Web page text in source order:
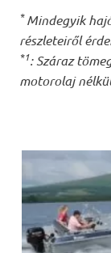
*Mindegyik
részleteiről
*1: Száraz
motorolaj